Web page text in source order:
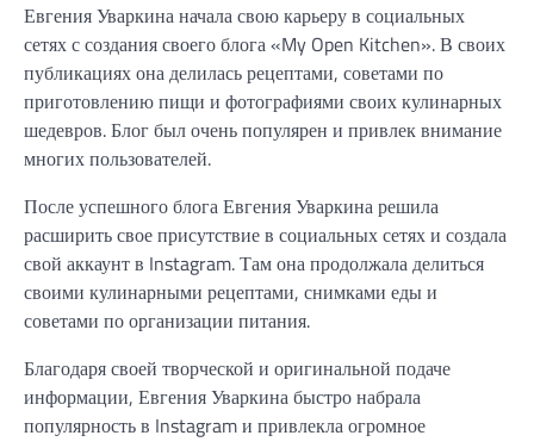
Евгения Уваркина начала свою карьеру в социальных
сетях с создания своего блога «My Open Kitchen». В своих
публикациях она делилась рецептами, советами по
приготовлению пищи и фотографиями своих кулинарных
шедевров. Блог был очень популярен и привлек внимание
многих пользователей.
После успешного блога Евгения Уваркина решила
расширить свое присутствие в социальных сетях и создала
свой аккаунт в Instagram. Там она продолжала делиться
своими кулинарными рецептами, снимками еды и
советами по организации питания.
Благодаря своей творческой и оригинальной подаче
информации, Евгения Уваркина быстро набрала
популярность в Instagram и привлекла огромное